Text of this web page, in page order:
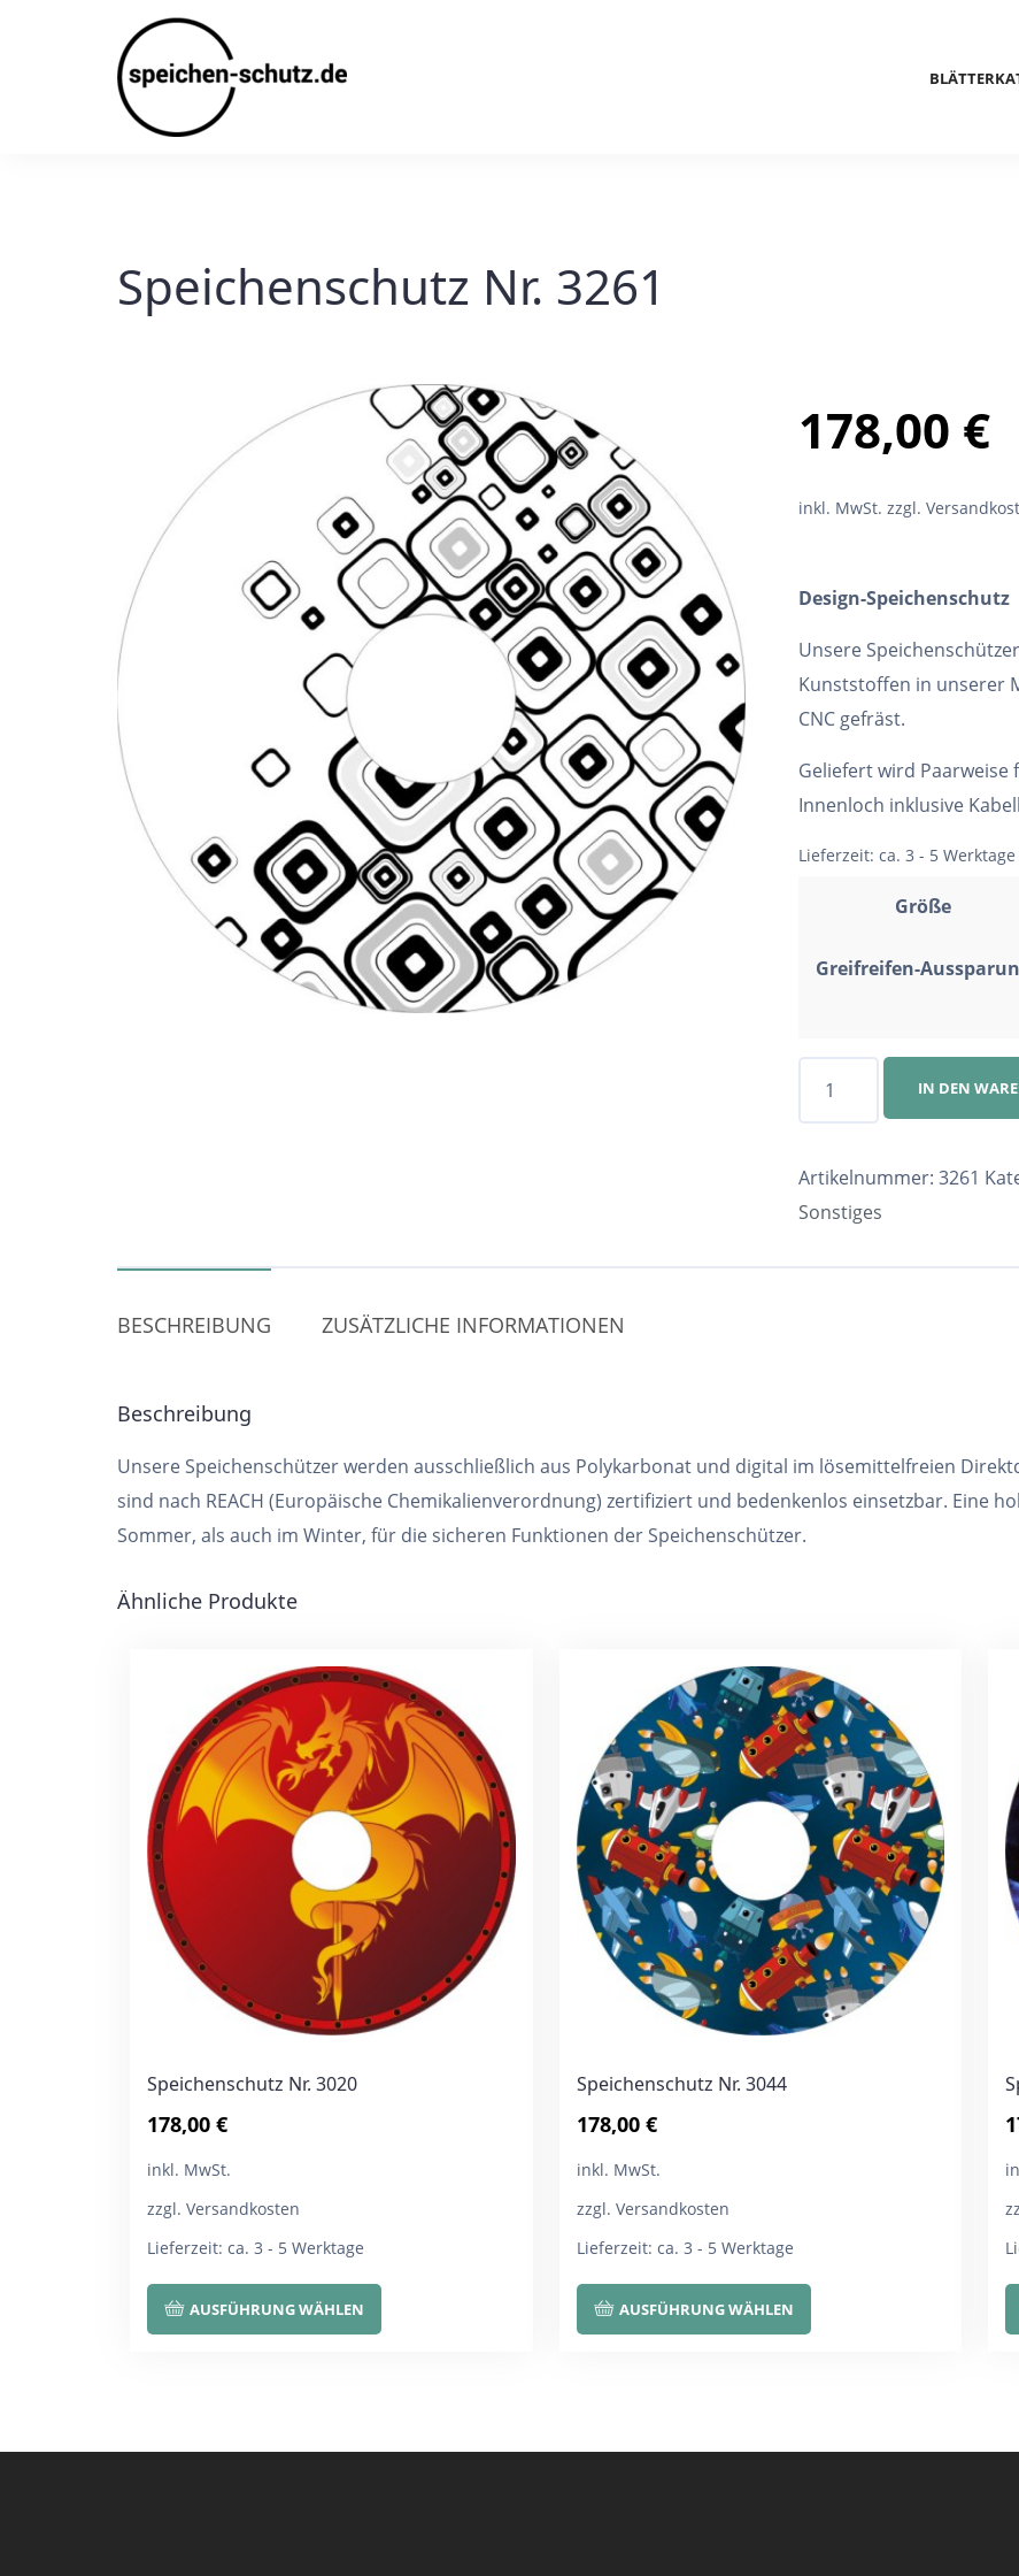
Speichenschutz Nr. 3261
178,00 €
inkl. MwSt. zzgl.
Design-Speichenschutz
Unsere
Kunststoffen in unserer
CNC gefräst.
Geliefert wird Paarweise
Innenloch inklusive
Lieferzeit: ca. 3 - 5 Werktage
Größe
Greifreifen-
Menge
IN DEN
Artikelnummer: 3261
Sonstiges
BESCHREIBUNG ZUSÄTZLICHE INFORMATIONEN
Beschreibung
Unsere Speichenschützer werden ausschließlich aus Polykarbonat und digital im lösemittelfreien
sind nach REACH (Europäische Chemikalienverordnung) zertifiziert und bedenkenlos einsetzbar. Eine
Sommer, als auch im Winter, für die sicheren Funktionen der Speichenschützer.
Ähnliche Produkte
Speichenschutz Nr. 3020
178,00€
inkl. MwSt.
zzgl. Versandkosten
Lieferzeit:ca. 3 - 5 Werktage
AUSFÜHRUNG WÄHLEN
Dieses
auf.
Speichenschutz Nr. 3044
178,00 €
inkl. MwSt.
zzgl. Versandkosten
Lieferzeit: ca. 3 - 5 Werktage
AUSFÜHRUNG WÄHLEN
Dieses
auf.